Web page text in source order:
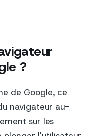
?
de Google, ce
navigateur au-
sur les